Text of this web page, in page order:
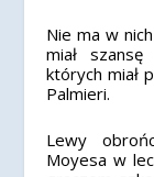
Nie ma w
miał
których miał
Palmieri.
Lewy
Moyesa w